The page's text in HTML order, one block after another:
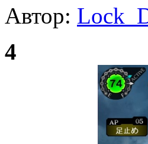
Автор:
4